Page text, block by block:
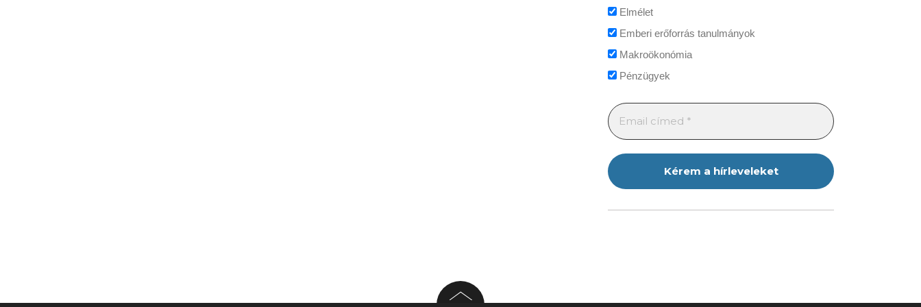
Elmélet
Emberi erőforrás tanulmányok
Makroökonómia
Pénzügyek